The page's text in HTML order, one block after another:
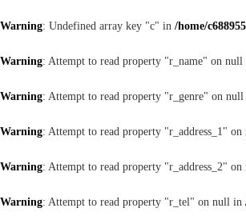
Warning: Undefined array key "c" in /home/
Warning: Attempt to read property "r_name" on null
Warning: Attempt to read property "r_genre" on
Warning: Attempt to read property "r_address_1"
Warning: Attempt to read property "r_address_2"
Warning: Attempt to read property "r_tel" on null in